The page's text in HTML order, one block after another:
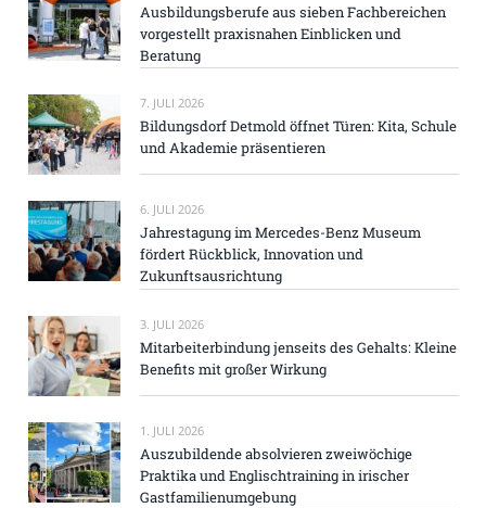
Ausbildungsberufe aus sieben Fachbereichen
vorgestellt praxisnahen Einblicken und
Beratung
7. JULI 2026
Bildungsdorf Detmold öffnet Türen: Kita, Schule
und Akademie präsentieren
6. JULI 2026
Jahrestagung im Mercedes-Benz Museum
fördert Rückblick, Innovation und
Zukunftsausrichtung
3. JULI 2026
Mitarbeiterbindung jenseits des Gehalts: Kleine
Benefits mit großer Wirkung
1. JULI 2026
Auszubildende absolvieren zweiwöchige
Praktika und Englischtraining in irischer
Gastfamilienumgebung